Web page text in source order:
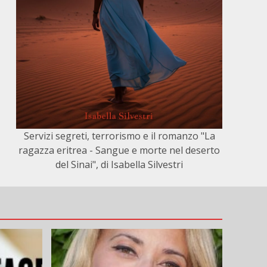
Servizi segreti, terrorismo e il romanzo "La
ragazza eritrea - Sangue e morte nel deserto
del Sinai", di Isabella Silvestri